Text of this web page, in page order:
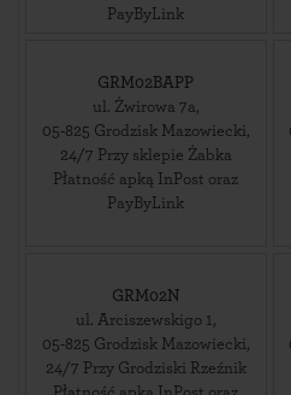
PayByLink
GRM02BAPP
ul. Żwirowa 7a,
05-825 Grodzisk Mazowiecki,
24/7 Przy sklepie Żabka
Płatność apką InPost oraz
PayByLink
GRM02N
ul. Arciszewskigo 1,
05-825 Grodzisk Mazowiecki,
24/7 Przy Grodziski Rzeźnik